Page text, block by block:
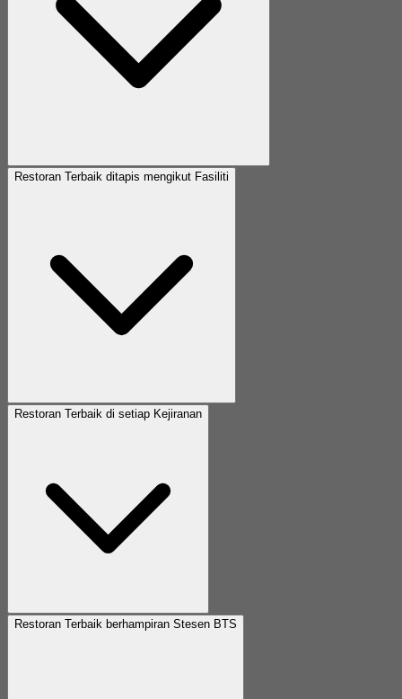
Restoran Terbaik ditapis mengikut Fasiliti
Restoran Terbaik di setiap Kejiranan
Restoran Terbaik berhampiran Stesen BTS